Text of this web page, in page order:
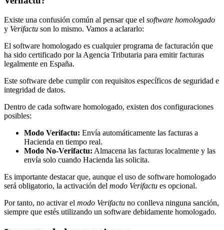
Existe una confusión común al pensar que el software homologado
y Verifactu son lo mismo. Vamos a aclararlo:
El software homologado es cualquier programa de facturación que
ha sido certificado por la Agencia Tributaria para emitir facturas
legalmente en España.
Este software debe cumplir con requisitos específicos de seguridad e
integridad de datos.
Dentro de cada software homologado, existen dos configuraciones
posibles:
Modo Verifactu: Envía automáticamente las facturas a
Hacienda en tiempo real.
Modo No-Verifactu: Almacena las facturas localmente y las
envía solo cuando Hacienda las solicita.
Es importante destacar que, aunque el uso de software homologado
será obligatorio, la activación del modo Verifactu es opcional.
Por tanto, no activar el modo Verifactu no conlleva ninguna sanción,
siempre que estés utilizando un software debidamente homologado.